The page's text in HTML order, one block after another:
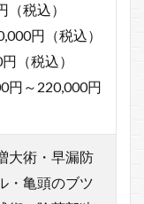
税込）
円（税込）
（税込）
円～220,000円
大術・早漏防
・亀頭のブツ